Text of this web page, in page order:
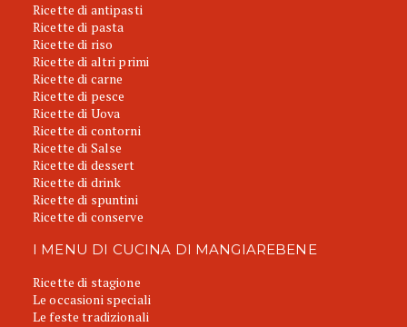
Ricette di antipasti
Ricette di pasta
Ricette di riso
Ricette di altri primi
Ricette di carne
Ricette di pesce
Ricette di Uova
Ricette di contorni
Ricette di Salse
Ricette di dessert
Ricette di drink
Ricette di spuntini
Ricette di conserve
I MENU DI CUCINA DI MANGIAREBENE
Ricette di stagione
Le occasioni speciali
Le feste tradizionali